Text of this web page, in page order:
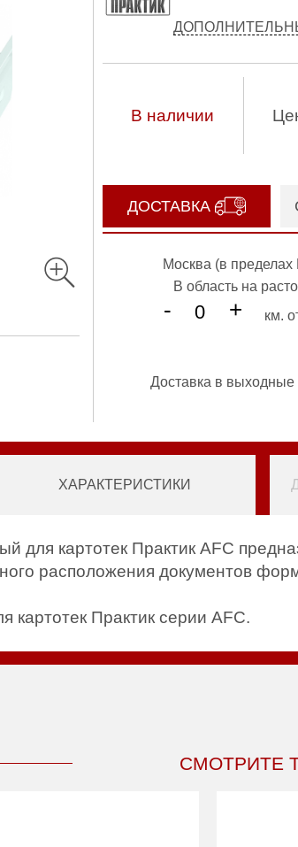
В наличии
ДОСТАВКА
Москва (в
В область на
- + км.
Доставка в выходные
ХАРАКТЕРИСТИКИ
для картотек Практик AFC
расположения документов
картотек Практик серии AFC.
СМОТРИТЕ